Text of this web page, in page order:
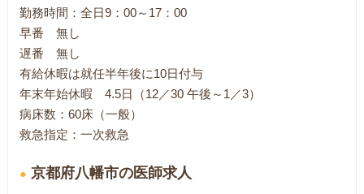
勤務時間：全日9：00～17：00
早番 無し
遅番 無し
有給休暇は就任半年後に10日付与
年末年始休暇 4.5日（12／30 午後～1／3）
病床数：60床（一般）
救急指定：一次救急
京都府八幡市の医師求人